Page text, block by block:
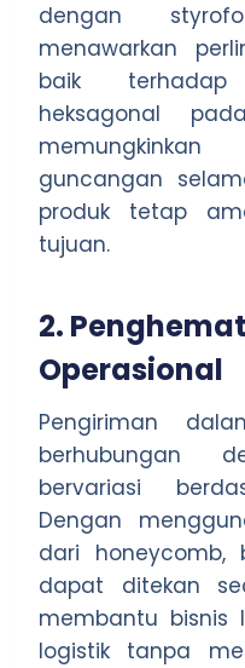
dengan
menawarkan
baik terhadap
heksagonal
guncangan
produk tetap
tujuan.
2.
Operasional
Pengiriman
berhubungan
bervariasi
Dengan
dari honeycomb,
dapat ditekan
membantu bisnis
logistik tanpa